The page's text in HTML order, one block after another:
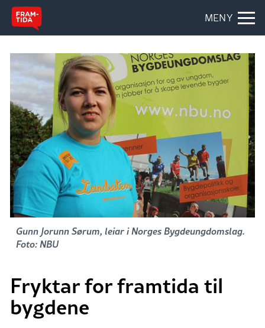
MENY
Gunn Jorunn Sørum, leiar i Norges Bygdeungdomslag.
Foto: NBU
Fryktar for framtida til
bygdene